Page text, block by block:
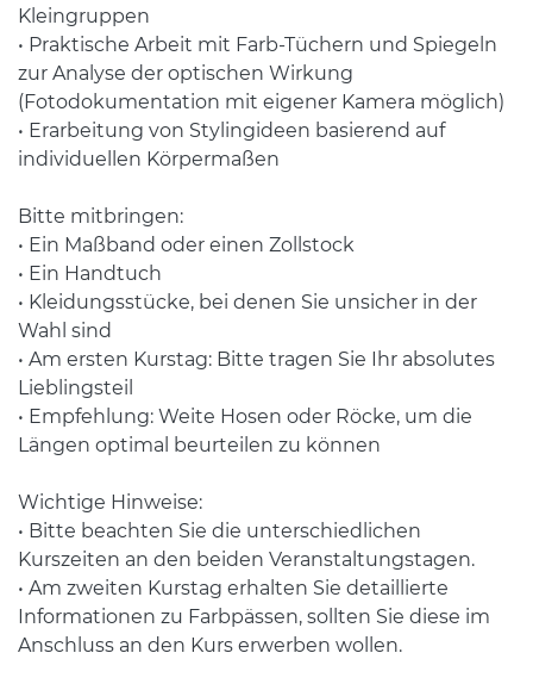
Kleingruppen
• Praktische Arbeit mit Farb-Tüchern und Spiegeln
zur Analyse der optischen Wirkung
(Fotodokumentation mit eigener Kamera möglich)
• Erarbeitung von Stylingideen basierend auf
individuellen Körpermaßen
Bitte mitbringen:
• Ein Maßband oder einen Zollstock
• Ein Handtuch
• Kleidungsstücke, bei denen Sie unsicher in der
Wahl sind
• Am ersten Kurstag: Bitte tragen Sie Ihr absolutes
Lieblingsteil
• Empfehlung: Weite Hosen oder Röcke, um die
Längen optimal beurteilen zu können
Wichtige Hinweise:
• Bitte beachten Sie die unterschiedlichen
Kurszeiten an den beiden Veranstaltungstagen.
• Am zweiten Kurstag erhalten Sie detaillierte
Informationen zu Farbpässen, sollten Sie diese im
Anschluss an den Kurs erwerben wollen.